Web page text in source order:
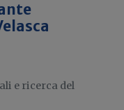
e ricerca del